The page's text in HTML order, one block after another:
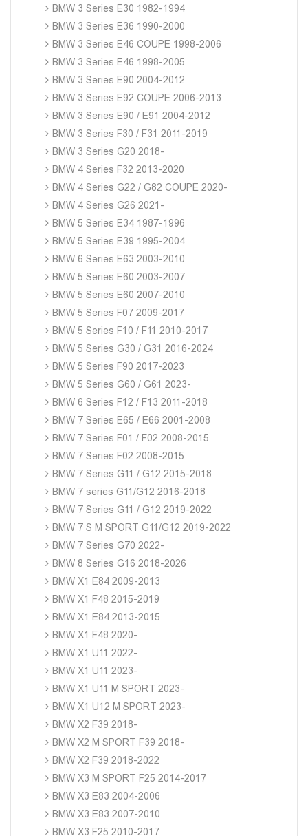
BMW 3 Series E30 1982-1994
BMW 3 Series E36 1990-2000
BMW 3 Series E46 COUPE 1998-2006
BMW 3 Series E46 1998-2005
BMW 3 Series E90 2004-2012
BMW 3 Series E92 COUPE 2006-2013
BMW 3 Series E90 / E91 2004-2012
BMW 3 Series F30 / F31 2011-2019
BMW 3 Series G20 2018-
BMW 4 Series F32 2013-2020
BMW 4 Series G22 / G82 COUPE 2020-
BMW 4 Series G26 2021-
BMW 5 Series E34 1987-1996
BMW 5 Series E39 1995-2004
BMW 6 Series E63 2003-2010
BMW 5 Series E60 2003-2007
BMW 5 Series E60 2007-2010
BMW 5 Series F07 2009-2017
BMW 5 Series F10 / F11 2010-2017
BMW 5 Series G30 / G31 2016-2024
BMW 5 Series F90 2017-2023
BMW 5 Series G60 / G61 2023-
BMW 6 Series F12 / F13 2011-2018
BMW 7 Series E65 / E66 2001-2008
BMW 7 Series F01 / F02 2008-2015
BMW 7 Series F02 2008-2015
BMW 7 Series G11 / G12 2015-2018
BMW 7 series G11/G12 2016-2018
BMW 7 Series G11 / G12 2019-2022
BMW 7 S M SPORT G11/G12 2019-2022
BMW 7 Series G70 2022-
BMW 8 Series G16 2018-2026
BMW X1 E84 2009-2013
BMW X1 F48 2015-2019
BMW X1 E84 2013-2015
BMW X1 F48 2020-
BMW X1 U11 2022-
BMW X1 U11 2023-
BMW X1 U11 M SPORT 2023-
BMW X1 U12 M SPORT 2023-
BMW X2 F39 2018-
BMW X2 M SPORT F39 2018-
BMW X2 F39 2018-2022
BMW X3 M SPORT F25 2014-2017
BMW X3 E83 2004-2006
BMW X3 E83 2007-2010
BMW X3 F25 2010-2017